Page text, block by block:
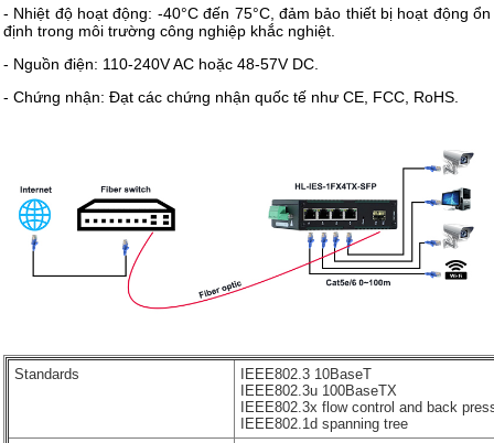
- Nhiệt độ hoạt động: -40°C đến 75°C, đảm bảo thiết bị hoạt động ổn
định trong môi trường công nghiệp khắc nghiệt.
- Nguồn điện: 110-240V AC hoặc 48-57V DC.
- Chứng nhận: Đạt các chứng nhận quốc tế như CE, FCC, RoHS.
Standards
IEEE802.3 10BaseT
IEEE802.3u 100BaseTX
IEEE802.3x flow control and back
IEEE802.1d spanning tree